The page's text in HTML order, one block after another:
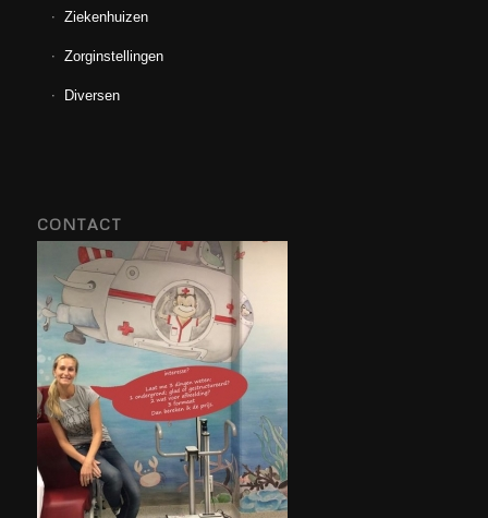
Ziekenhuizen
Zorginstellingen
Diversen
CONTACT